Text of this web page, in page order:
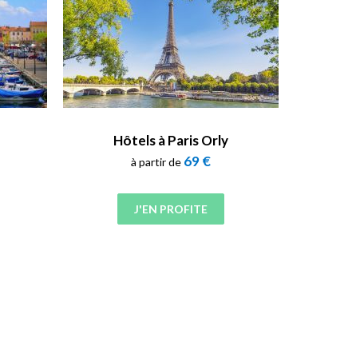
Hôtels à Paris Orly
à partir de 69 €
J'EN PROFITE